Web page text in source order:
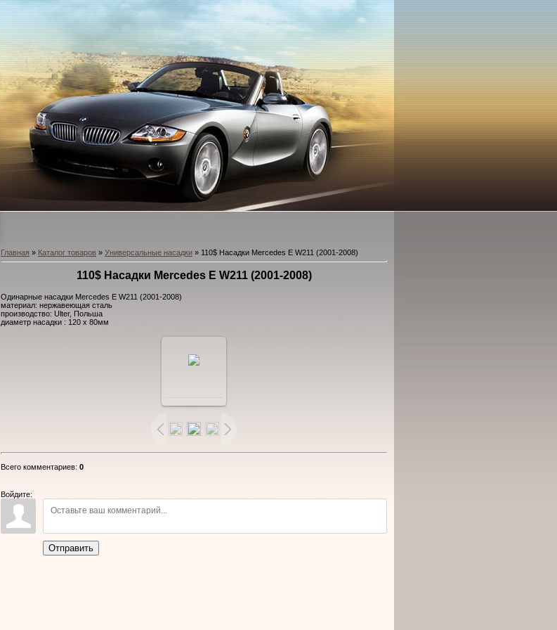
Главная » Каталог товаров » Универсальные насадки » 110$ Насадки Mercedes E W211 (2001-2008)
110$ Насадки Mercedes E W211 (2001-2008)
Одинарные насадки Mercedes E W211 (2001-2008)
материал: нержавеющая сталь
производство: Ulter, Польша
диаметр насадки : 120 х 80мм
размере
Всего комментариев: 0
Войдите:
Отправить